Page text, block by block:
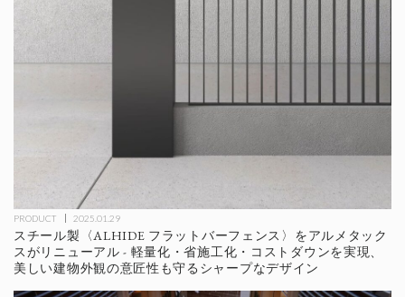
PRODUCT 2025.01.29
スチール製〈ALHIDE フラットバーフェンス〉をアルメタック
スがリニューアル - 軽量化・省施工化・コストダウンを実現、
美しい建物外観の意匠性も守るシャープなデザイン